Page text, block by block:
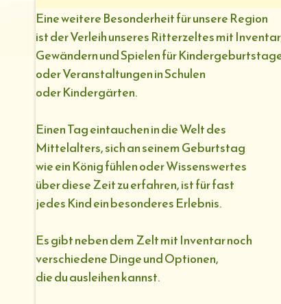
Eine weitere Besonderheit für unsere Region
ist der Verleih unseres Ritterzeltes mit
Gewändern und Spielen für
oder Veranstaltungen in Schulen
oder Kindergärten.
Einen Tag eintauchen in die Welt des
Mittelalters, sich an seinem Geburtstag
wie ein König fühlen oder Wissenswertes
über diese Zeit zu erfahren, ist für fast
jedes Kind ein besonderes Erlebnis.
Es gibt neben dem Zelt mit Inventar noch
verschiedene Dinge und Optionen,
die du ausleihen kannst.